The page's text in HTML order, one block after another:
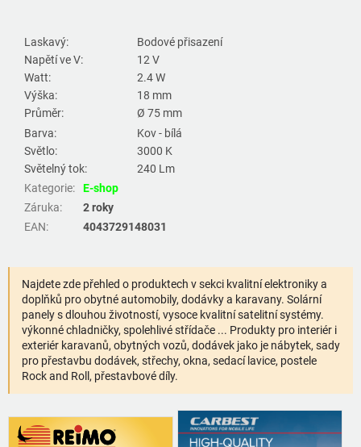
Laskavý:
Bodové přisazení
Napětí ve V:
12 V
Watt:
2.4 W
Výška:
18 mm
Průměr:
Ø 75 mm
Barva:
Kov - bílá
Světlo:
3000 K
Světelný tok:
240 Lm
Kategorie:
E-shop
Záruka:
2 roky
EAN: 4043729148031
Najdete zde přehled o produktech v sekci kvalitní elektroniky a
doplňků pro obytné automobily, dodávky a karavany. Solární
panely s dlouhou životností, vysoce kvalitní satelitní systémy.
výkonné chladničky, spolehlivé střídače ... Produkty pro interiér i
exteriér karavanů, obytných vozů, dodávek jako je nábytek, sady
pro přestavbu dodávek, střechy, okna, sedací lavice, postele
Rock and Roll, přestavbové díly.